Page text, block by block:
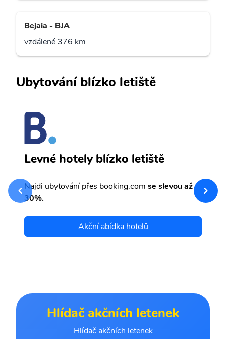
Bejaia - BJA
vzdálené 376 km
Ubytování blízko letiště
Levné hotely blízko letiště
Najdi ubytování přes booking.com se slevou až
30%.
Akční abídka hotelů
Hlídač akčních letenek
Hlídač akčních letenek